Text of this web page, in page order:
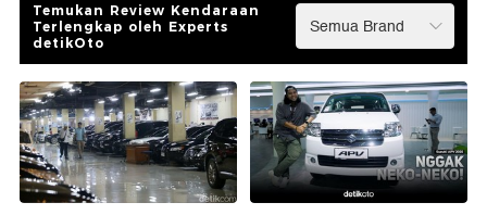
Temukan Review Kendaraan
Terlengkap oleh Experts
detikOto